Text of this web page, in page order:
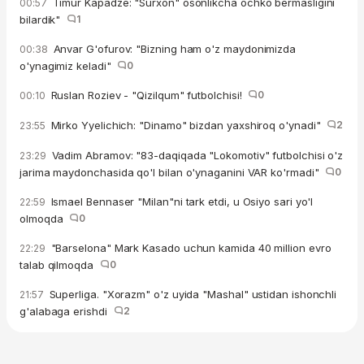
00:57
Timur Kapadze: "Surxon" osonlikcha ochko bermasligini
bilardik"
1
00:38 Anvar G'ofurov: "Bizning ham o'z maydonimizda
o'ynagimiz keladi"
0
00:10 Ruslan Roziev - "Qizilqum" futbolchisi! 0
23:55 Mirko Yyelichich: "Dinamo" bizdan yaxshiroq o'ynadi" 2
23:29 Vadim Abramov: "83-daqiqada "Lokomotiv" futbolchisi o'z
jarima maydonchasida qo'l bilan o'ynaganini VAR ko'rmadi"
0
22:59 Ismael Bennaser "Milan"ni tark etdi, u Osiyo sari yo'l
olmoqda
0
22:29 "Barselona" Mark Kasado uchun kamida 40 million evro
talab qilmoqda
0
21:57 Superliga. "Xorazm" o'z uyida "Mashal" ustidan ishonchli
g'alabaga erishdi
2